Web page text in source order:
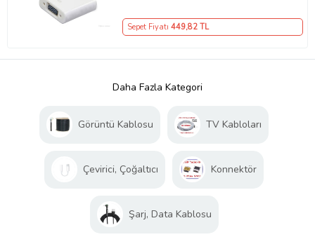
Sepet Fiyatı 449,82 TL
Daha Fazla Kategori
Görüntü Kablosu TV Kabloları
Çevirici, Çoğaltıcı Konnektör
Şarj, Data Kablosu